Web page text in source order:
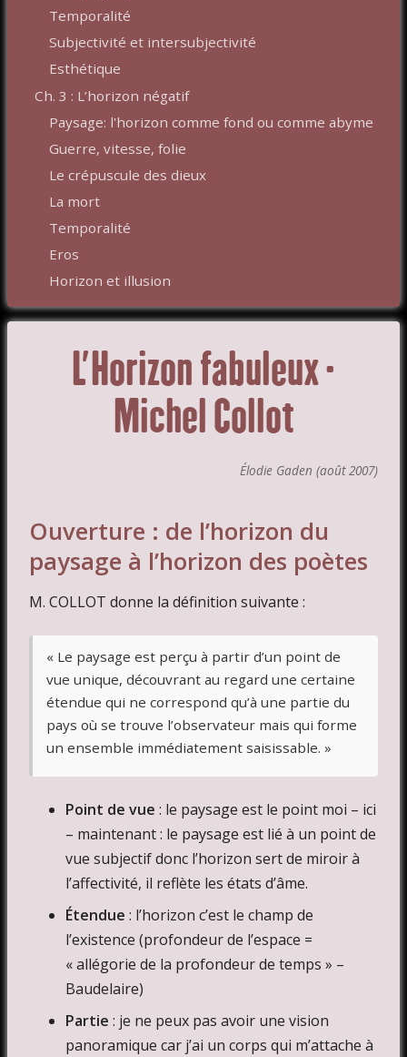
Temporalité
Subjectivité et intersubjectivité
Esthétique
Ch. 3 : L’horizon négatif
Paysage: l'horizon comme fond ou comme abyme
Guerre, vitesse, folie
Le crépuscule des dieux
La mort
Temporalité
Eros
Horizon et illusion
L’Horizon fabuleux -
Michel Collot
Élodie Gaden (août 2007)
Ouverture : de l’horizon du
paysage à l’horizon des poètes
M. COLLOT donne la définition suivante :
« Le paysage est perçu à partir d’un point de
vue unique, découvrant au regard une certaine
étendue qui ne correspond qu’à une partie du
pays où se trouve l’observateur mais qui forme
un ensemble immédiatement saisissable. »
Point de vue : le paysage est le point moi – ici
– maintenant : le paysage est lié à un point de
vue subjectif donc l’horizon sert de miroir à
l’affectivité, il reflète les états d’âme.
Étendue : l’horizon c’est le champ de
l’existence (profondeur de l’espace =
« allégorie de la profondeur de temps » –
Baudelaire)
Partie : je ne peux pas avoir une vision
panoramique car j’ai un corps qui m’attache à